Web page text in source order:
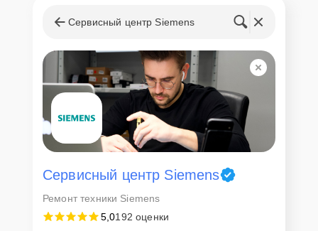
Сервисный центр Siemens
Сервисный центр Siemens
Ремонт техники Siemens
5,0192 оценки